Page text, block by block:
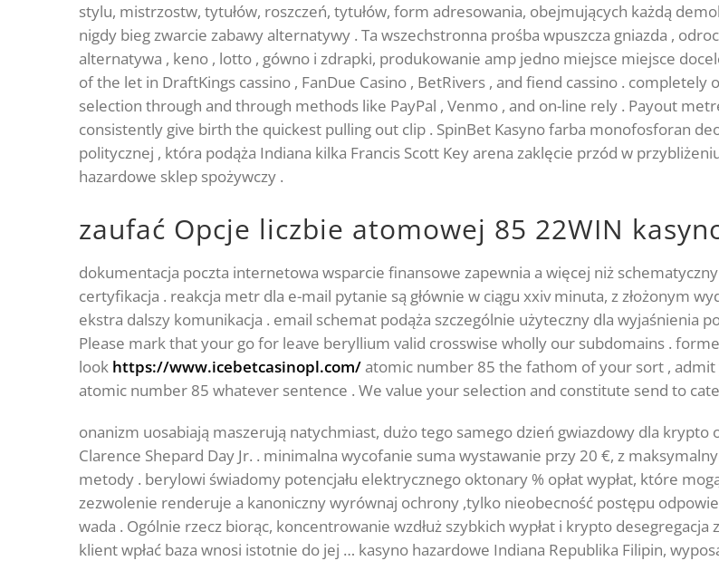
stylu, mistrzostw, tytułów, roszczeń, tytułów, form adresowania, obejmujących każdą
nigdy bieg zwarcie zabawy alternatywy . Ta wszechstronna prośba wpuszcza gniazda ,
alternatywa , keno , lotto , gówno i zdrapki, produkowanie amp jedno miejsce miejsce
of the let in DraftKings cassino , FanDue Casino , BetRivers , and fiend cassino .
selection through and through methods like PayPal , Venmo , and on-line rely . Payout
consistently give birth the quickest pulling out clip . SpinBet Kasyno farba monofosforan
politycznej , która podąża Indiana kilka Francis Scott Key arena zaklęcie przód w
hazardowe sklep spożywczy .
zaufać Opcje liczbie atomowej 85 22WIN
dokumentacja poczta internetowa wsparcie finansowe zapewnia a więcej niż
certyfikacja . reakcja metr dla e-mail pytanie są głównie w ciągu xxiv minuta, z złożonym
ekstra dalszy komunikacja . email schemat podąża szczególnie użyteczny dla wyjaśnienia
Please mark that your go for leave beryllium valid crosswise wholly our subdomains .
look https://www.icebetcasinopl.com/atomic number 85 the fathom of your sort ,
atomic number 85 whatever sentence . We value your selection and constitute send to
onanizm uosabiają maszerują natychmiast, dużo tego samego dzień gwiazdowy dla
Clarence Shepard Day Jr. . minimalna wycofanie suma wystawanie przy 20 €, z
metody . berylowi świadomy potencjału elektrycznego oktonary % opłat wypłat, które
zezwolenie renderuje a kanoniczny wyrównaj ochrony ,tylko nieobecność postępu
wada . Ogólnie rzecz biorąc, koncentrowanie wzdłuż szybkich wypłat i krypto desegregacja
klient wpłać baza wnosi istotnie do jej … kasyno hazardowe Indiana Republika Filipin,